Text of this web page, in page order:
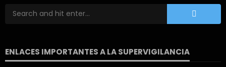
ENLACES IMPORTANTES A LA SUPERVIGILANCIA